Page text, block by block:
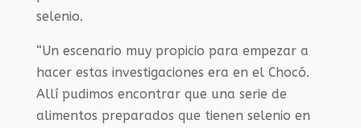
selenio.
“Un escenario muy propicio para empezar a
hacer estas investigaciones era en el Chocó.
Allí pudimos encontrar que una serie de
alimentos preparados que tienen selenio en